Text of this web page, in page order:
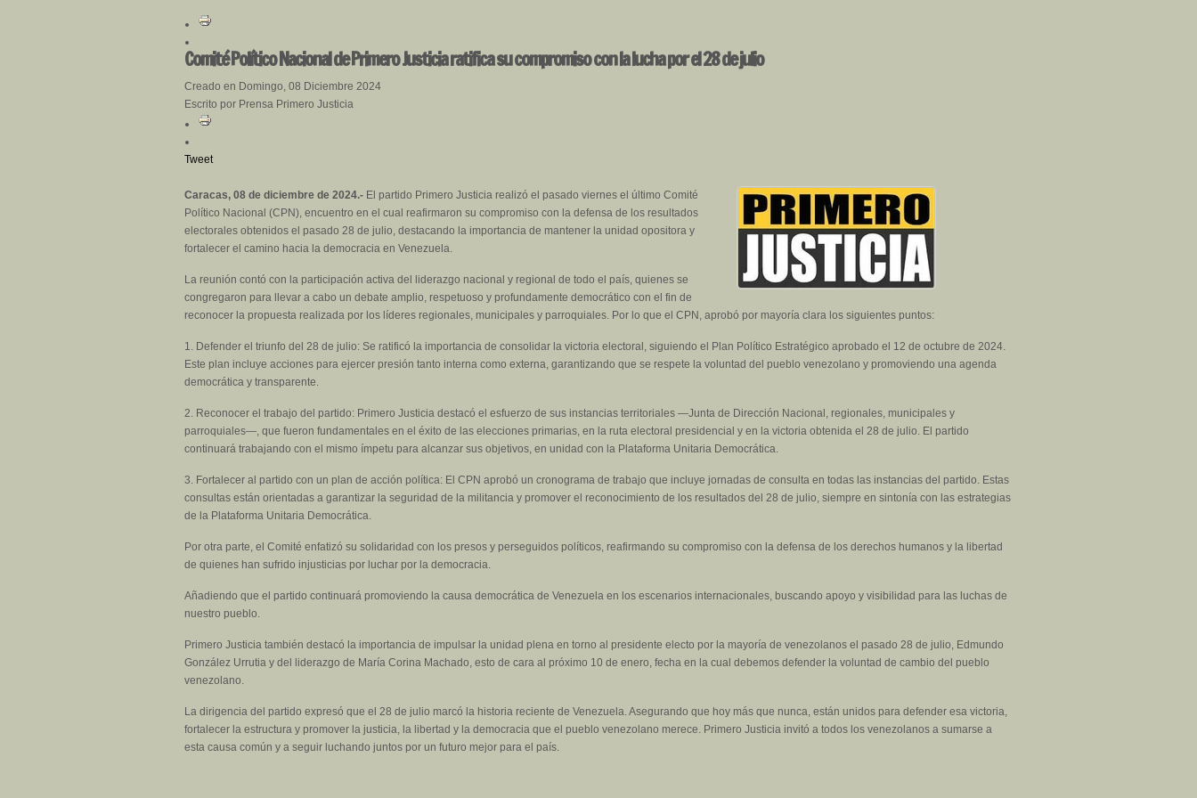
Comité Político Nacional de Primero Justicia ratifica su compromiso con la lucha por el 28 de julio
Creado en Domingo, 08 Diciembre 2024
Escrito por Prensa Primero Justicia
Tweet
Caracas, 08 de diciembre de 2024.- El partido Primero Justicia realizó el pasado viernes el último Comité
Político Nacional (CPN), encuentro en el cual reafirmaron su compromiso con la defensa de los resultados
electorales obtenidos el pasado 28 de julio, destacando la importancia de mantener la unidad opositora y
fortalecer el camino hacia la democracia en Venezuela.
La reunión contó con la participación activa del liderazgo nacional y regional de todo el país, quienes se
congregaron para llevar a cabo un debate amplio, respetuoso y profundamente democrático con el fin de
reconocer la propuesta realizada por los líderes regionales, municipales y parroquiales. Por lo que el CPN, aprobó por mayoría clara los siguientes puntos:
1. Defender el triunfo del 28 de julio: Se ratificó la importancia de consolidar la victoria electoral, siguiendo el Plan Político Estratégico aprobado el 12 de octubre de 2024.
Este plan incluye acciones para ejercer presión tanto interna como externa, garantizando que se respete la voluntad del pueblo venezolano y promoviendo una agenda
democrática y transparente.
2. ⁠Reconocer el trabajo del partido: Primero Justicia destacó el esfuerzo de sus instancias territoriales —Junta de Dirección Nacional, regionales, municipales y
parroquiales—, que fueron fundamentales en el éxito de las elecciones primarias, en la ruta electoral presidencial y en la victoria obtenida el 28 de julio. El partido
continuará trabajando con el mismo ímpetu para alcanzar sus objetivos, en unidad con la Plataforma Unitaria Democrática.
3. ⁠Fortalecer al partido con un plan de acción política: El CPN aprobó un cronograma de trabajo que incluye jornadas de consulta en todas las instancias del partido. Estas
consultas están orientadas a garantizar la seguridad de la militancia y promover el reconocimiento de los resultados del 28 de julio, siempre en sintonía con las estrategias
de la Plataforma Unitaria Democrática.
Por otra parte, el Comité enfatizó su solidaridad con los presos y perseguidos políticos, reafirmando su compromiso con la defensa de los derechos humanos y la libertad
de quienes han sufrido injusticias por luchar por la democracia.
Añadiendo que el partido continuará promoviendo la causa democrática de Venezuela en los escenarios internacionales, buscando apoyo y visibilidad para las luchas de
nuestro pueblo.
Primero Justicia también destacó la importancia de impulsar la unidad plena en torno al presidente electo por la mayoría de venezolanos el pasado 28 de julio, Edmundo
González Urrutia y del liderazgo de María Corina Machado, esto de cara al próximo 10 de enero, fecha en la cual debemos defender la voluntad de cambio del pueblo
venezolano.
La dirigencia del partido expresó que el 28 de julio marcó la historia reciente de Venezuela. Asegurando que hoy más que nunca, están unidos para defender esa victoria,
fortalecer la estructura y promover la justicia, la libertad y la democracia que el pueblo venezolano merece. Primero Justicia invitó a todos los venezolanos a sumarse a
esta causa común y a seguir luchando juntos por un futuro mejor para el país.